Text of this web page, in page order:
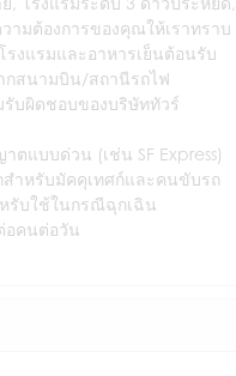
ามต้องการของคุณให้เราทราบ
รงแรมและอาหารเย็นต้อนรับ
กสนามบิน/สถานีรถไฟ
บผิดชอบของบริษัททัวร์
ตแบบด่วน (เช่น SF Express)
ำหรับมัคคุเทศก์และคนขับรถ
รับใช้ในกรณีฉุกเฉิน
อคนต่อวัน